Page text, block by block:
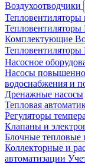
Воздухоотводчики
Комплектующие
Тепловентиляторы
Насосное
Насосы
водоснабжения и
Дренажные насосы
Тепловая
Регуляторы
Клапаны и
Блочные тепловые
Коллекторные и
автоматизации